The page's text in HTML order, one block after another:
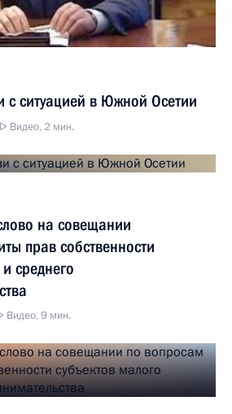
с ситуацией в Южной Осетии
Видео, 2 мин.
на совещании
прав собственности
среднего
Видео, 9 мин.